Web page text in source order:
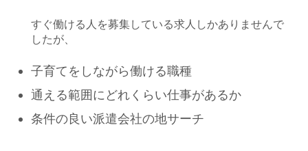
すぐ働ける人を募集している求人しかありませんで
したが、
子育てをしながら働ける職種
通える範囲にどれくらい仕事があるか
条件の良い派遣会社の地サーチ